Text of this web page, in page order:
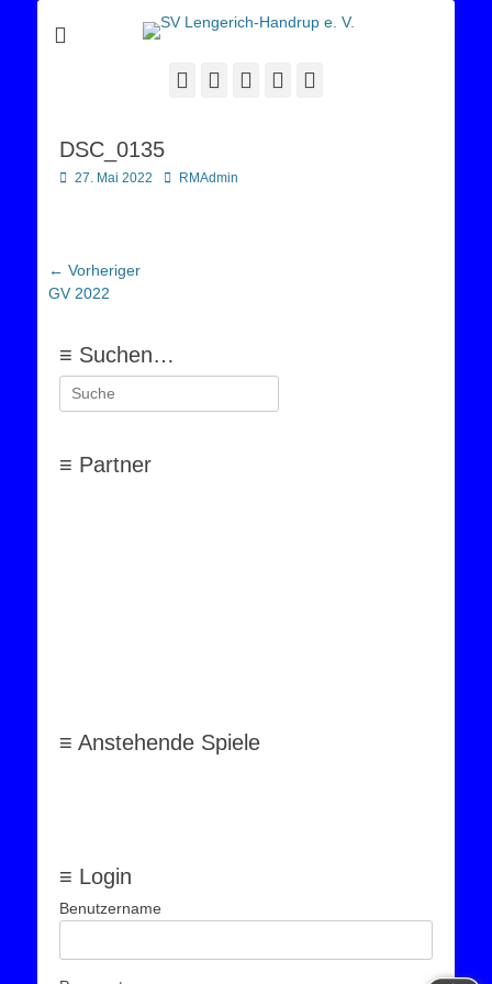
SV Lengerich-
Handrup e. V.
Sportverein Lengerich Handrup
Facebook
Twitter YouTube
DSC_0135
Posted
27. Mai 2022 AutorRMAdmin
Beitragsnavigation
← Vorheriger
Vorheriger
GV 2022
≡ Suchen…
Suchen
nach:
≡ Partner
≡ Anstehende Spiele
≡ Login
Benutzername